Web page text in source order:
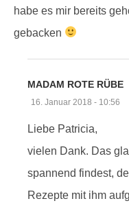
habe es mir bereits
gebacken
MADAM ROTE RÜBE
16. Januar 2018 - 10:56
Liebe Patricia,
vielen Dank. Das
spannend findest,
Rezepte mit ihm